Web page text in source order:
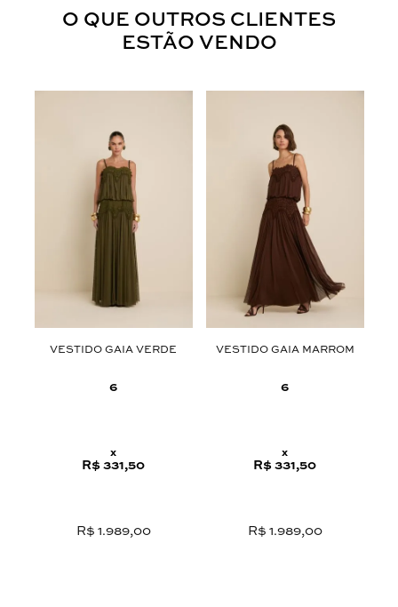
O QUE OUTROS CLIENTES
ESTÃO VENDO
VESTIDO GAIA VERDE
6
x
R$ 331,50
R$ 1.989,00
VESTIDO GAIA MARROM
6
x
R$ 331,50
R$ 1.989,00